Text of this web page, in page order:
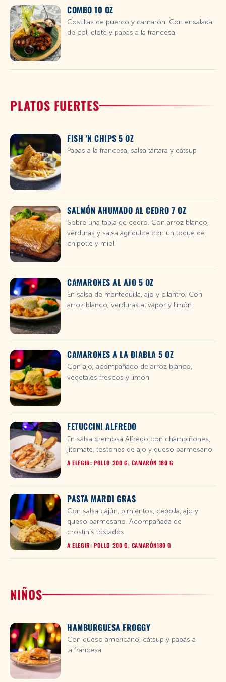
COMBO 10 OZ
Costillas de puerco y camarón. Con ensalada
de col, elote y papas a la francesa
PLATOS FUERTES
FISH 'N CHIPS 5 OZ
Papas a la francesa, salsa tártara y cátsup
SALMÓN AHUMADO AL CEDRO 7 OZ
Sobre una tabla de cedro. Con arroz blanco,
verduras y salsa agridulce con un toque de
chipotle y miel
CAMARONES AL AJO 5 OZ
En salsa de mantequilla, ajo y cilantro. Con
arroz blanco, verduras al vapor y limón
CAMARONES A LA DIABLA 5 OZ
Con ajo, acompañado de arroz blanco,
vegetales frescos y limón
FETUCCINI ALFREDO
En salsa cremosa Alfredo con champiñones,
jitomate, tostones de ajo y queso parmesano
A ELEGIR: POLLO 200 G, CAMARÓN 180 G
PASTA MARDI GRAS
Con salsa cajún, pimientos, cebolla, ajo y
queso parmesano. Acompañada de
crostinis tostados
A ELEGIR: POLLO 200 G, CAMARÓN180 G
NIÑOS
HAMBURGUESA FROGGY
Con queso americano, cátsup y papas a
la francesa